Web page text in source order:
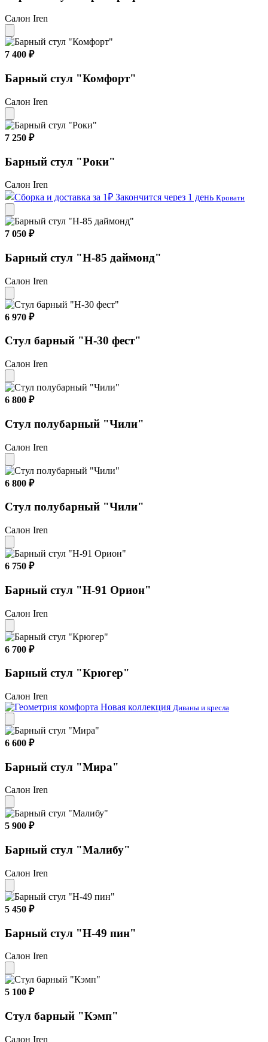
Салон Iren
7 400 ₽
Барный стул "Комфорт"
Салон Iren
7 250 ₽
Барный стул "Роки"
Салон Iren
Закончится через 1 день Кровати
7 050 ₽
Барный стул "Н-85 даймонд"
Салон Iren
6 970 ₽
Стул барный "Н-30 фест"
Салон Iren
6 800 ₽
Стул полубарный "Чили"
Салон Iren
6 800 ₽
Стул полубарный "Чили"
Салон Iren
6 750 ₽
Барный стул "Н-91 Орион"
Салон Iren
6 700 ₽
Барный стул "Крюгер"
Салон Iren
Новая коллекция Диваны и кресла
6 600 ₽
Барный стул "Mирa"
Салон Iren
5 900 ₽
Барный стул "Maлибу"
Салон Iren
5 450 ₽
Барный стул "Н-49 пин"
Салон Iren
5 100 ₽
Стул барный "Кэмп"
Салон Iren